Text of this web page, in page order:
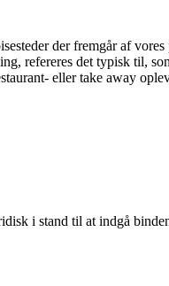
der fremgår af
refereres det typisk til,
eller take away
i stand til at indgå